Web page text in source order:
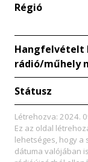
Régió
Hangfelvételt
rádió/műhely
Státusz
Létrehozva: 2024.
Ez az oldal
lehetséges, hogy a
dátuma valójában